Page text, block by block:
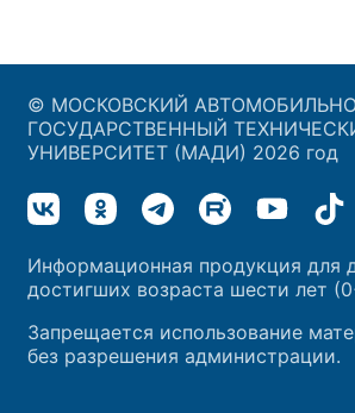
© МОСКОВСКИЙ
ГОСУДАРСТВЕННЫЙ
УНИВЕРСИТЕТ (МАДИ) 2026 год
Информационная продукция для
достигших возраста шести лет
Запрещается использование
без разрешения администрации.